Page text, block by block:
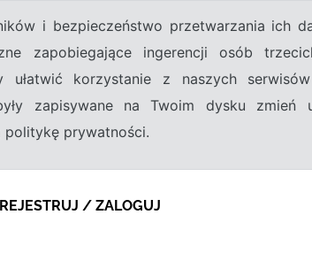
i bezpieczeństwo przetwarzania ich
zapobiegające ingerencji osób
ułatwić korzystanie z naszych
zapisywane na Twoim dysku zmień
politykę prywatności.
/ ZALOGUJ